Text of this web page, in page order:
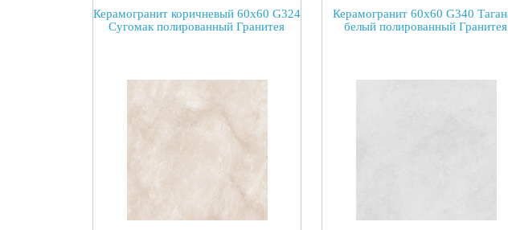
Керамогранит коричневый 60х60 G324
Сугомак полированный Гранитея
Керамогранит 60х60 G340
белый полированный Гранитея